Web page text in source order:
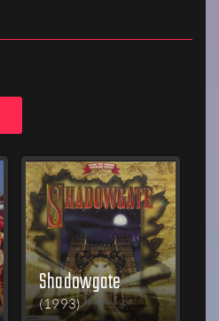
Shadowgate
(1993)